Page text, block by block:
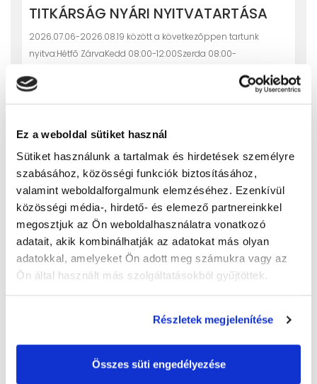
Ez a weboldal sütiket használ
Sütiket használunk a tartalmak és hirdetések személyre
szabásához, közösségi funkciók biztosításához,
valamint weboldalforgalmunk elemzéséhez. Ezenkívül
közösségi média-, hirdető- és elemező partnereinkkel
megosztjuk az Ön weboldalhasználatra vonatkozó
adatait, akik kombinálhatják az adatokat más olyan
adatokkal, amelyeket Ön adott meg számukra vagy az
Ön által használt más szolgáltatásokból gyűjtöttek.
Részletek megjelenítése
Összes süti engedélyezése
TITKÁRSÁG NYÁRI NYITVATARTÁSA
2026.07.06-2026.08.19 között a következõppen tartunk
nyitva:Hétfõ ZárvaKedd 08:00-12:00Szerda 08:00-
megszokott munkarendben 8-16 óra között lehetséges az
Tovább...
30
ápr
RENDKÍVÜLI FELVÉTELI ELJÁRÁS
2026 május 11. és augusztus 31. közöttAmennyiben
a tanuló az általános felvételi eljárás időszakában nem nyert
felvételt egy középfokú intézménybe sem, vagy felvételt
nyert, de bármilyen okból megváltoztatja döntését úgy – a
választott középfokú iskolában való jelentkezéssel,